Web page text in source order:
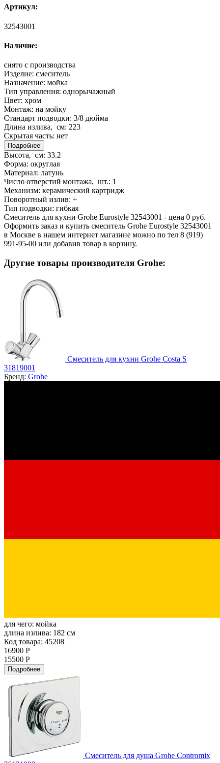
Артикул:
32543001
Наличие:
снято с производства
Изделие: смеситель
Назначение: мойка
Тип управления: однорычажный
Цвет: хром
Монтаж: на мойку
Стандарт подводки: 3/8 дюйма
Длина излива, см: 223
Скрытая часть: нет
Подробнее
Высота, см: 33.2
Форма: округлая
Материал: латунь
Число отверстий монтажа, шт.: 1
Механизм: керамический картридж
Поворотный излив: +
Тип подводки: гибкая
Смеситель для кухни Grohe Eurostyle 32543001 - цена 0 руб.
Оформить заказ и купить смеситель Grohe Eurostyle 32543001
в Москве в нашем интернет магазине можно по тел 8 (919)
991-95-00 или добавив товар в корзину.
Другие товары производителя Grohe:
Смеситель для кухни Grohe Costa S
31819001
Бренд: Grohe
для чего: мойка
длина излива: 182 см
Код товара: 45208
16900 Р
15500 Р
Подробнее
Смеситель для душа Grohe Contromix